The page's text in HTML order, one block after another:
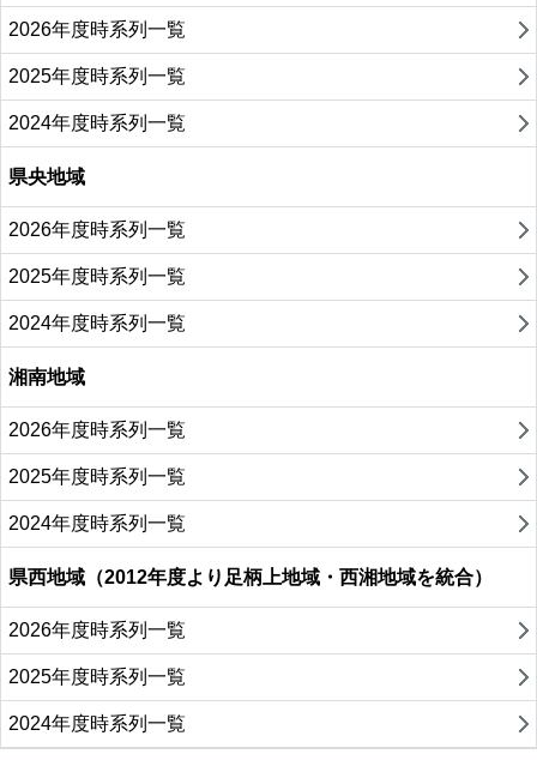
2026年度時系列一覧
2025年度時系列一覧
2024年度時系列一覧
県央地域
2026年度時系列一覧
2025年度時系列一覧
2024年度時系列一覧
湘南地域
2026年度時系列一覧
2025年度時系列一覧
2024年度時系列一覧
県西地域（2012年度より足柄上地域・西湘地域を統合）
2026年度時系列一覧
2025年度時系列一覧
2024年度時系列一覧